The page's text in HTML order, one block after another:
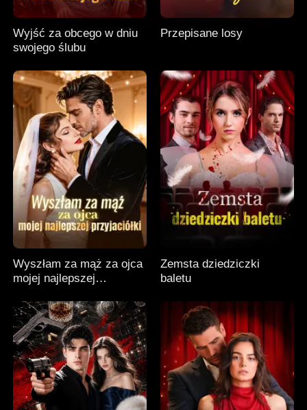
Wyjść za obcego w dniu
swojego ślubu
Przepisane losy
Wyszłam za mąż za ojca
mojej najlepszej
Zemsta dziedziczki
baletu